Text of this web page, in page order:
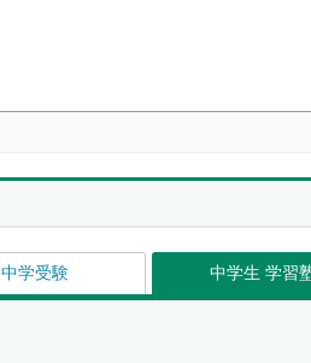
中学受験 中学生 学習